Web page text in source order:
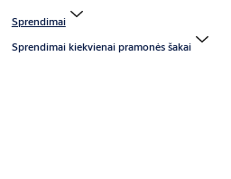
Sprendimai
Sprendimai kiekvienai pramonės šakai